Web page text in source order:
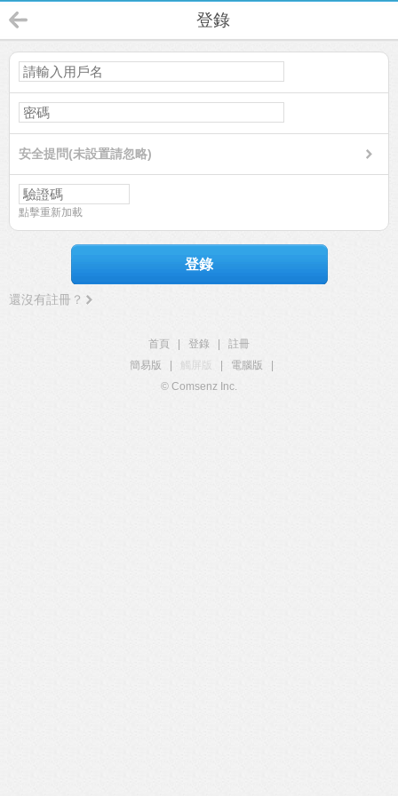
登錄
安全提問(未設置請忽略)
點擊重新加載
登錄
還沒有註冊？
首頁 登錄
註冊
簡易版
觸屏版 電腦版
© Comsenz Inc.